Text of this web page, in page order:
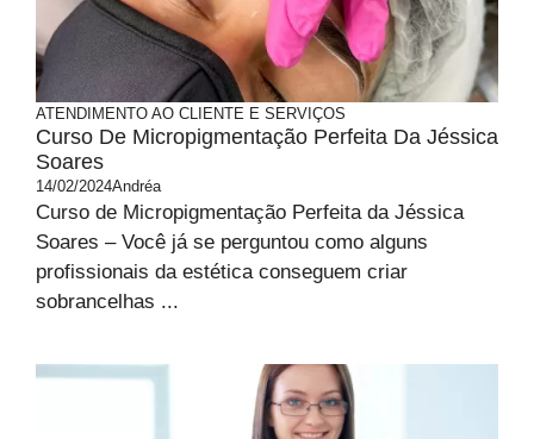
ATENDIMENTO AO CLIENTE E SERVIÇOS
Curso De Micropigmentação Perfeita Da Jéssica
Soares
14/02/2024Andréa
Curso de Micropigmentação Perfeita da Jéssica
Soares – Você já se perguntou como alguns
profissionais da estética conseguem criar
sobrancelhas ...